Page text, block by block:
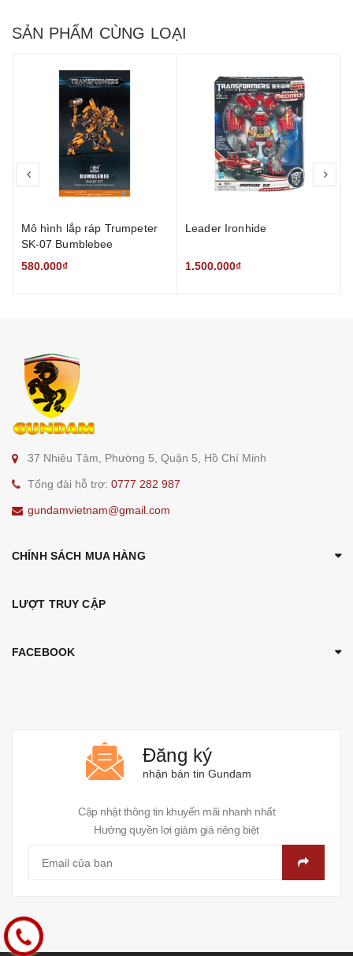
SẢN PHẨM CÙNG LOẠI
Mô hình lắp ráp Trumpeter
SK-07 Bumblebee
Transformers TLK Model Kit
580.000₫
Leader Ironhide
1.500.000₫
37 Nhiêu Tâm, Phường 5, Quận 5, Hồ Chí Minh
Tổng đài hỗ trợ: 0777 282 987
gundamvietnam@gmail.com
CHÍNH SÁCH MUA HÀNG
LƯỢT TRUY CẬP
FACEBOOK
Đăng ký
nhận bản tin Gundam
Cập nhật thông tin khuyến mãi nhanh nhất
Hưởng quyền lợi giảm giá riêng biệt